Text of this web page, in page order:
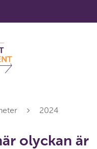
2024
olyckan är